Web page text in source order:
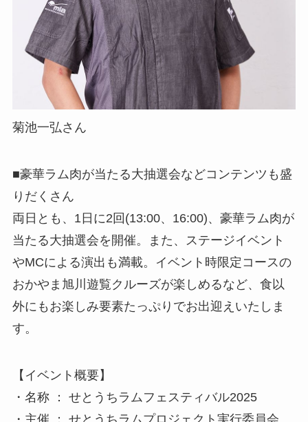
菊池一弘さん
■豪華ラム肉が当たる大抽選会などコンテンツも盛
りだくさん
両日とも、1日に2回(13:00、16:00)、豪華ラム肉が
当たる大抽選会を開催。また、ステージイベント
やMCによる演出も満載。イベント時限定コースの
おかやま旭川遊覧クルーズが楽しめるなど、食以
外にもお楽しみ要素たっぷりでお出迎えいたしま
す。
【イベント概要】
・名称 ： せとうちラムフェスティバル2025